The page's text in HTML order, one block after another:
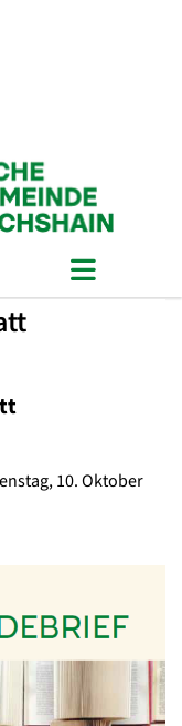
10. Oktober